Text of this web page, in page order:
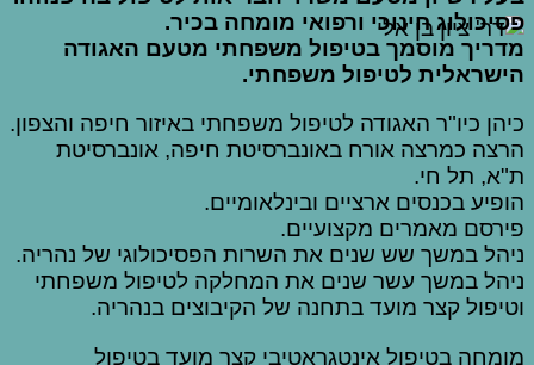
פסיכולוג חינוכי ורפואי מומחה בכיר.
מדריך מוסמך בטיפול משפחתי מטעם האגודה
הישראלית לטיפול משפחתי.
כיהן כיו"ר האגודה לטיפול משפחתי באיזור חיפה והצפון.
הרצה כמרצה אורח באונברסיטת חיפה, אונברסיטת
ת"א, תל חי.
הופיע בכנסים ארציים ובינלאומיים.
פירסם מאמרים מקצועיים.
ניהל במשך שש שנים את השרות הפסיכולוגי של נהריה.
ניהל במשך עשר שנים את המחלקה לטיפול משפחתי
וטיפול קצר מועד בתחנה של הקיבוצים בנהריה.
מומחה בטיפול אינטגראטיבי קצר מועד בטיפול